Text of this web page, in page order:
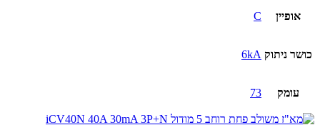
אופיין C
כושר ניתוק 6kA
עומק 73